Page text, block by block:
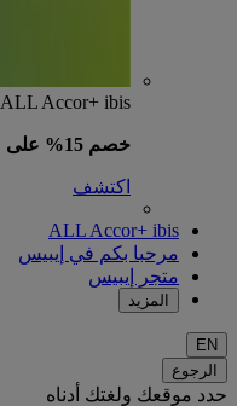
ALL Accor+ ibis
خصم 15% على مدار العام
اكتشف
ALL Accor+ ibis
مرحبا بكم في إيبيس
متجر إيبيس
المزيد
EN
الرجوع
حدد موقعك ولغتك أدناه